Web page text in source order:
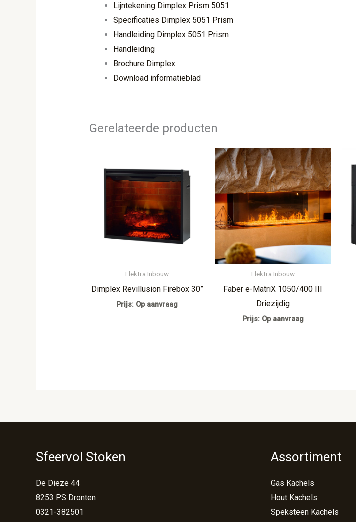
Lijntekening Dimplex Prism 5051
Specificaties Dimplex 5051 Prism
Handleiding Dimplex 5051 Prism
Handleiding
Brochure Dimplex
Download informatieblad
Gerelateerde producten
Elektra Inbouw
Dimplex Revillusion Firebox 30”
Prijs: Op aanvraag
Elektra Inbouw
Faber e-MatriX 1050/400 III
Driezijdig
Prijs: Op aanvraag
Sfeervol Stoken
De Dieze 44
8253 PS Dronten
0321-382501
Assortiment
Gas Kachels
Hout Kachels
Speksteen Kachels